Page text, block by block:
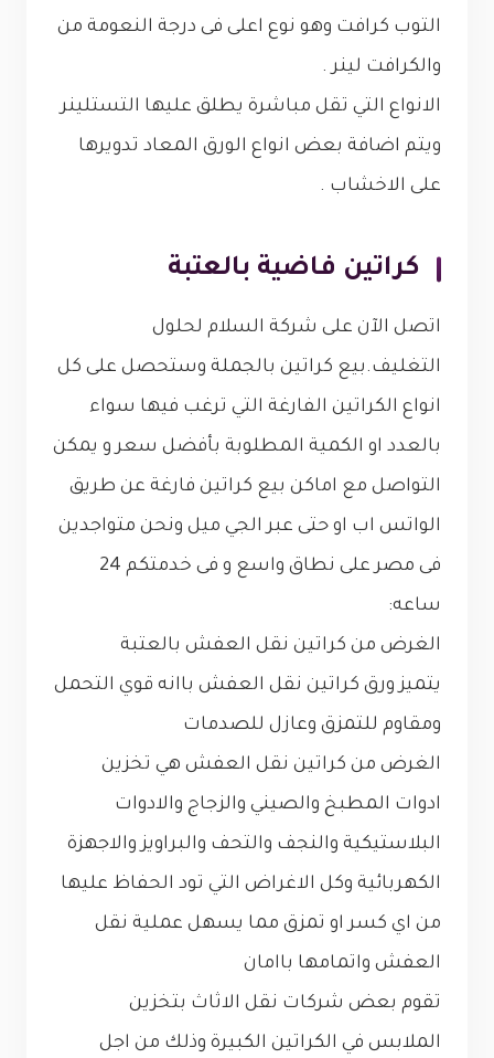
التوب كرافت وهو نوع اعلى فى درجة النعومة من
والكرافت لينر .
الانواع التي تقل مباشرة يطلق عليها التستلينر
ويتم اضافة بعض انواع الورق المعاد تدويرها
على الاخشاب .
كراتين فاضية بالعتبة
اتصل الآن على شركة السلام لحلول
التغليف.بيع كراتين بالجملة وستحصل على كل
انواع الكراتين الفارغة التي ترغب فيها سواء
بالعدد او الكمية المطلوبة بأفضل سعر و يمكن
التواصل مع اماكن بيع كراتين فارغة عن طريق
الواتس اب او حتى عبر الجي ميل ونحن متواجدين
فى مصر على نطاق واسع و فى خدمتكم 24
ساعه:
الغرض من كراتين نقل العفش بالعتبة
يتميز ورق كراتين نقل العفش باانه قوي التحمل
ومقاوم للتمزق وعازل للصدمات
الغرض من كراتين نقل العفش هي تخزين
ادوات المطبخ والصيني والزجاج والادوات
البلاستيكية والنجف والتحف والبراويز والاجهزة
الكهربائية وكل الاغراض التي تود الحفاظ عليها
من اي كسر او تمزق مما يسهل عملية نقل
العفش واتمامها باامان
تقوم بعض شركات نقل الاثاث بتخزين
الملابس في الكراتين الكبيرة وذلك من اجل